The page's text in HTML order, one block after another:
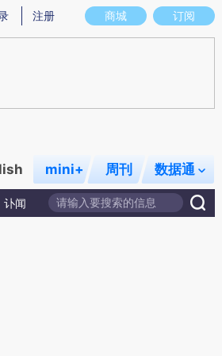
意图存在偏差。不代表财新观点和立场。推荐点
商城 订阅
注册
mini+ 周刊 数据通
讣闻